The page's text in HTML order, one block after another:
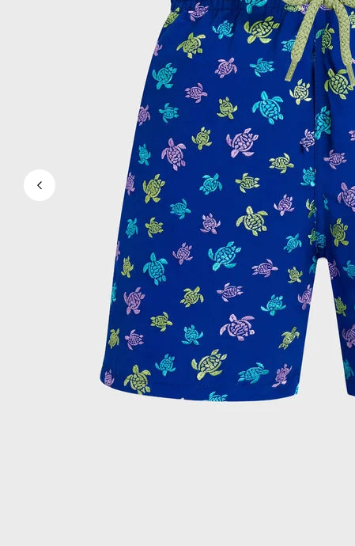
Le Magique
Tous les articles
Prêt-à-porter
Polos
Chemises
Bermudas et Shorts
Pulls et Cardigans
Vestes et Manteaux
Pantalons
Sweats
T-shirts
Loungewear
Tous les articles
Grandes tailles
Tous les articles
Femme
Tous les articles